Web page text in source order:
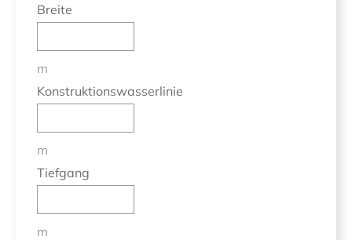
Breite
m
Konstruktionswasserlinie
m
Tiefgang
m